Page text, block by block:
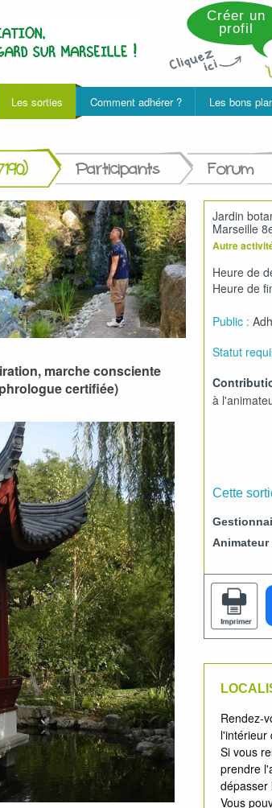
Créer un
profil
Les sorties Comment adhérer ? Les bons
Participants Forum
marche consciente
certifiée)
Jardin
Marseille
Autre
Heure de
Heure de
Public :
Statut
à
Cette
Animateur
Rendez-
l'intérieur
Si vous
prendre
dépasser
Vous